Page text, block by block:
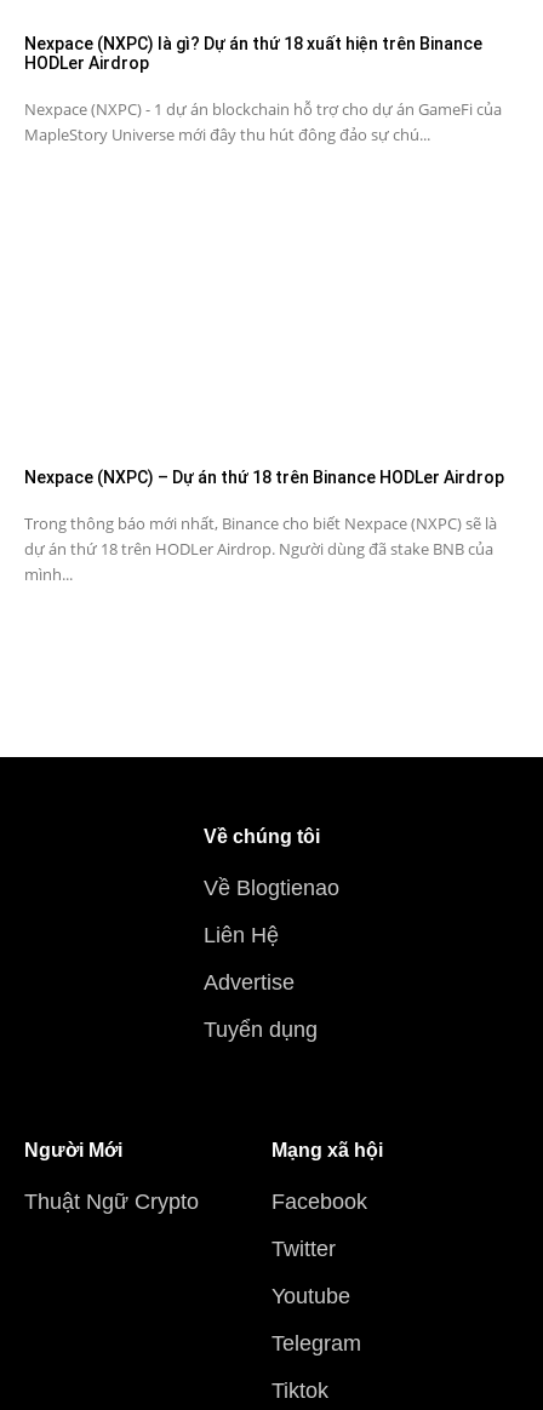
Nexpace (NXPC) là gì? Dự án thứ 18 xuất hiện trên Binance
HODLer Airdrop
Nexpace (NXPC) - 1 dự án blockchain hỗ trợ cho dự án GameFi của
MapleStory Universe mới đây thu hút đông đảo sự chú...
Nexpace (NXPC) – Dự án thứ 18 trên Binance HODLer Airdrop
Trong thông báo mới nhất, Binance cho biết Nexpace (NXPC) sẽ là
dự án thứ 18 trên HODLer Airdrop. Người dùng đã stake BNB của
mình...
Về chúng tôi
Về Blogtienao
Liên Hệ
Advertise
Tuyển dụng
Người Mới
Thuật Ngữ Crypto
Mạng xã hội
Facebook
Twitter
Youtube
Telegram
Tiktok